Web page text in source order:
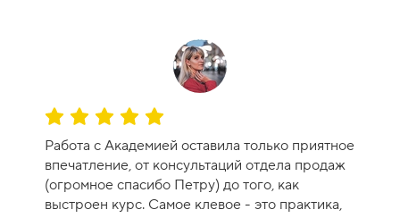
0
О
ц
е
н
к
Работа с Академией оставила только приятное
впечатление, от консультаций отдела продаж
(огромное спасибо Петру) до того, как
выстроен курс. Самое клевое - это практика,